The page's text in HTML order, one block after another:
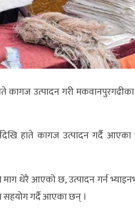
कागज उत्पादन गरी
हाते कागज उत्पादन गर्दै
धेरै आएको छ, उत्पादन गर्न
सहयोग गर्दै आएका छन् ।